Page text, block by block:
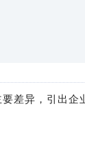
差异，引出